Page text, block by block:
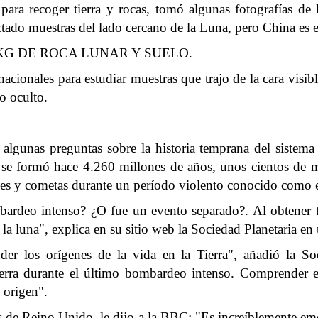
recoger tierra y rocas, tomó algunas fotografías de
muestras del lado cercano de la Luna, pero China es
DE ROCA LUNAR Y SUELO.
para estudiar muestras que trajo de la cara
oculto.
preguntas sobre la historia temprana del
formó hace 4.260 millones de años, unos cientos de
y cometas durante un período violento conocido
intenso? ¿O fue un evento separado?. Al obtener
luna", explica en su sitio web la Sociedad Planetaria
los orígenes de la vida en la Tierra", añadió la
durante el último bombardeo intenso. Comprender
origen".